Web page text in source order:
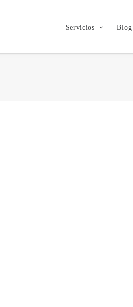
Servicios Blog